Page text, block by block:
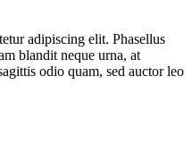
adipiscing elit. Phasellus
blandit neque urna, at
odio quam, sed auctor leo